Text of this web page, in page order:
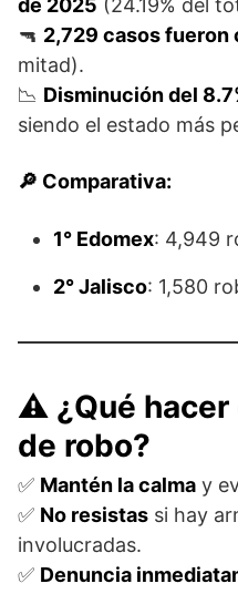
de 2025 (24.19% del
🔫 2,729 casos fueron
mitad).
📉 Disminución del
siendo el estado más
🔎 Comparativa:
1° Edomex: 4,949
2° Jalisco: 1,580
⚠️ ¿Qué hacer
de robo?
✅ Mantén la calma y
✅ No resistas si hay
involucradas.
✅ Denuncia